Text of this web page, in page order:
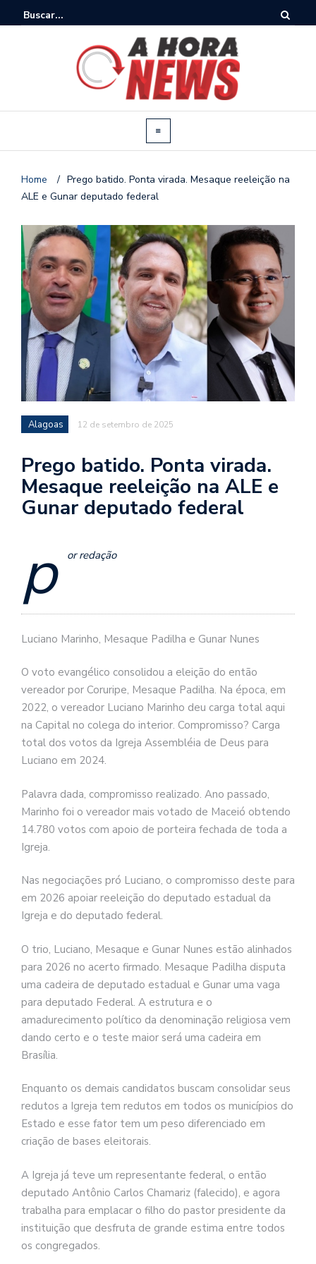
Home / Prego batido. Ponta virada. Mesaque reeleição na
ALE e Gunar deputado federal
Alagoas 12 de setembro de 2025
Prego batido. Ponta virada.
Mesaque reeleição na ALE e
Gunar deputado federal
p or redação
Luciano Marinho, Mesaque Padilha e Gunar Nunes
O voto evangélico consolidou a eleição do então
vereador por Coruripe, Mesaque Padilha. Na época, em
2022, o vereador Luciano Marinho deu carga total aqui
na Capital no colega do interior. Compromisso? Carga
total dos votos da Igreja Assembléia de Deus para
Luciano em 2024.
Palavra dada, compromisso realizado. Ano passado,
Marinho foi o vereador mais votado de Maceió obtendo
14.780 votos com apoio de porteira fechada de toda a
Igreja.
Nas negociações pró Luciano, o compromisso deste para
em 2026 apoiar reeleição do deputado estadual da
Igreja e do deputado federal.
O trio, Luciano, Mesaque e Gunar Nunes estão alinhados
para 2026 no acerto firmado. Mesaque Padilha disputa
uma cadeira de deputado estadual e Gunar uma vaga
para deputado Federal. A estrutura e o
amadurecimento político da denominação religiosa vem
dando certo e o teste maior será uma cadeira em
Brasília.
Enquanto os demais candidatos buscam consolidar seus
redutos a Igreja tem redutos em todos os municípios do
Estado e esse fator tem um peso diferenciado em
criação de bases eleitorais.
A Igreja já teve um representante federal, o então
deputado Antônio Carlos Chamariz (falecido), e agora
trabalha para emplacar o filho do pastor presidente da
instituição que desfruta de grande estima entre todos
os congregados.